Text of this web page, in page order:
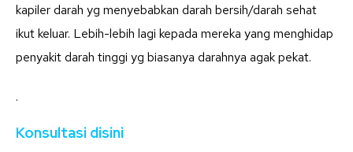
kapiler darah yg menyebabkan darah bersih/darah sehat
ikut keluar. Lebih-lebih lagi kepada mereka yang menghidap
penyakit darah tinggi yg biasanya darahnya agak pekat.
.
Konsultasi disini